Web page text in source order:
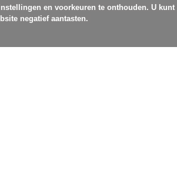
en voorkeuren te onthouden. U
negatief aantasten.